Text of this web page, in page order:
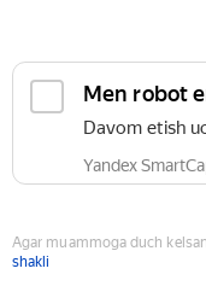
Men robot
Davom etish
Yandex
Agar muammoga duch
shakli